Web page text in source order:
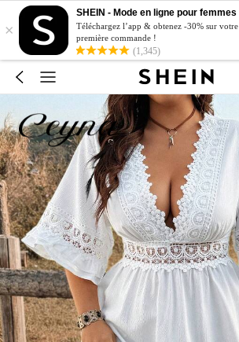
×
SHEIN - Mode en ligne pour femmes
Téléchargez l’app & obtenez -30% sur votre
première commande !
(1,345)